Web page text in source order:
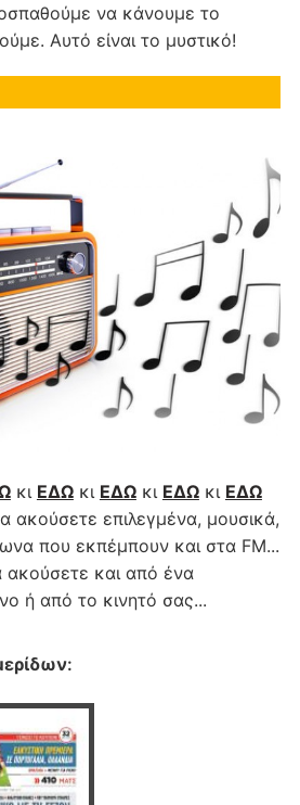
να κάνουμε το
Αυτό είναι το μυστικό!
κι ΕΔΩκι ΕΔΩκι ΕΔΩκι ΕΔΩ
ακούσετε επιλεγμένα, μουσικά,
που εκπέμπουν και στα FM...
ακούσετε και από ένα
ή από το κινητό σας...
: